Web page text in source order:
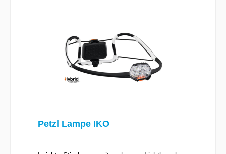
Petzl Lampe IKO